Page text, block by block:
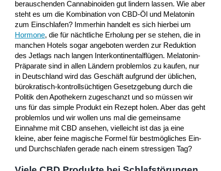
berauschenden Cannabinoiden gut lindern lassen. Wie aber
steht es um die Kombination von CBD-Öl und Melatonin
zum Einschlafen? Immerhin handelt es sich hierbei um
Hormone, die für nächtliche Erholung per se stehen, die in
manchen Hotels sogar angeboten werden zur Reduktion
des Jetlags nach langen Interkontinentalflügen. Melatonin-
Präparate sind in allen Ländern problemlos zu kaufen, nur
in Deutschland wird das Geschäft aufgrund der üblichen,
bürokratisch-kontrollsüchtigen Gesetzgebung durch die
Politik den Apothekern zugeschanzt und so müssen wir
uns für das simple Produkt ein Rezept holen. Aber das geht
problemlos und wir wollen uns mal die gemeinsame
Einnahme mit CBD ansehen, vielleicht ist das ja eine
kleine, aber feine magische Formel für bestmögliches Ein-
und Durchschlafen gerade nach einem stressigen Tag?